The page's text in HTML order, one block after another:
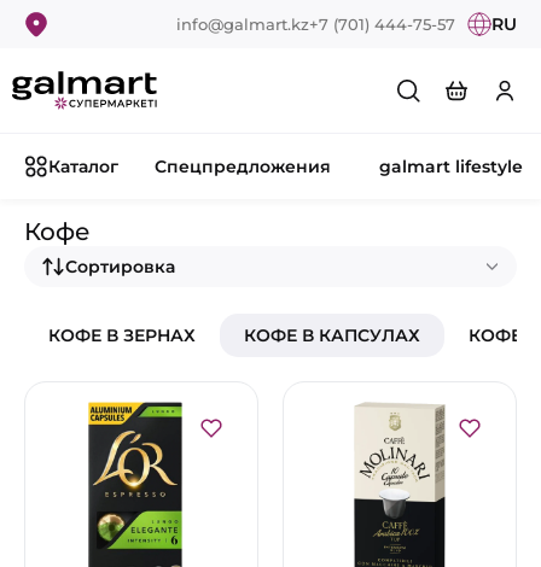
info@galmart.kz+7 (701) 444-75-57 RU
Каталог Спецпредложения galmart lifestyle
Кофе
Сортировка
КОФЕ В ЗЕРНАХ КОФЕ В КАПСУЛАХ КОФЕ